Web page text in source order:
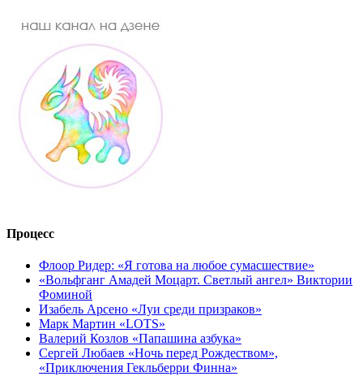
Процесс
Флоор Ридер: «Я готова на любое сумасшествие»
«Вольфганг Амадей Моцарт. Светлый ангел» Виктории
Фоминой
Изабель Арсено «Луи среди призраков»
Марк Мартин «LOTS»
Валерий Козлов «Папашина азбука»
Сергей Любаев «Ночь перед Рождеством»,
«Приключения Гекльберри Финна»